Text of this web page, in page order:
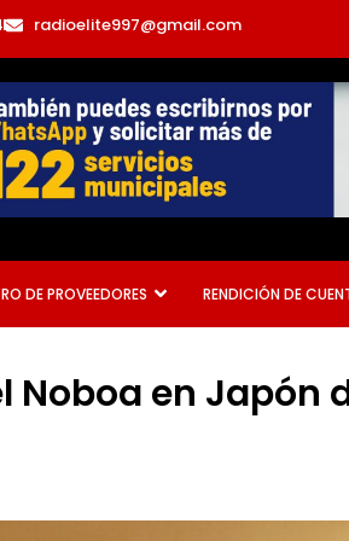
radioelite997@gmail.com
DE PROVEEDORES RENDICIÓN DE
Noboa en Japón